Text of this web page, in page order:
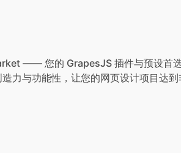
—— 您的 GrapesJS 插件与预设首
力与功能性，让您的网页设计项目达